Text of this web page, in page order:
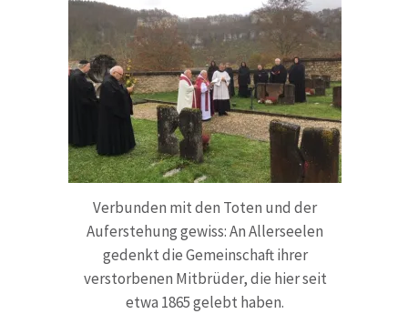
Verbunden mit den Toten und der
Auferstehung gewiss: An Allerseelen
gedenkt die Gemeinschaft ihrer
verstorbenen Mitbrüder, die hier seit
etwa 1865 gelebt haben.